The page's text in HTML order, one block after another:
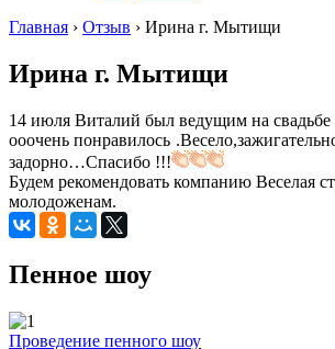
Главная › Отзыв › Ирина г. Мытищи
Ирина г. Мытищи
14 июля Виталий был ведущим на
ооочень понравилось .Весело,
задорно…Спасибо !!!
Будем рекомендовать компанию Веселая
молодоженам.
Пенное шоу
Проведение пенного шоу